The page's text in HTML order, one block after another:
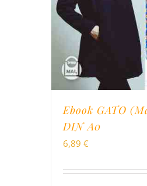
Ebook GATO
DIN A0
6,89 €